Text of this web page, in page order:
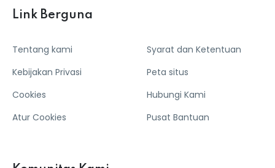
Us
Link Berguna
Tentang kami
Kebijakan Privasi
Cookies
Atur Cookies
Syarat dan Ketentuan
Peta situs
Hubungi Kami
Pusat Bantuan